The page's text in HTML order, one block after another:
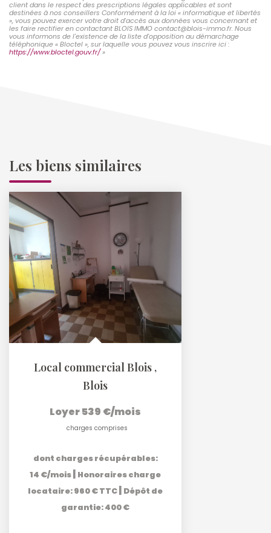
client dans le respect des prescriptions légales applicables et sont
destinées à nos conseillers Conformément à la loi « informatique et libertés
», vous pouvez exercer votre droit d'accès aux données vous concernant et
les faire rectifier en contactant BLOIS IMMO contact@blois-immo.fr. Nous
vous informons de l'existence de la liste d'opposition au démarchage
téléphonique « Bloctel », sur laquelle vous pouvez vous inscrire ici :
https://www.bloctel.gouv.fr/»
Les biens similaires
Local commercial Blois ,
Blois
Loyer 539 €/mois
charges comprises
dont charges récupérables:
14 €/mois| Honoraires charge
locataire: 960 € TTC| Dépôt de
garantie: 400 €